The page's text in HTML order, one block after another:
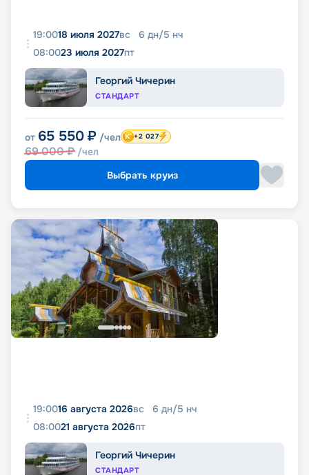
19:0018 июля 2027вс 6 дн/5 нч
08:0023 июля 2027пт
Георгий Чичерин
СТАНДАРТ
от 65 550 ₽ /чел
69 000₽ /чел
+2 027
Выбрать круиз
19:0016 августа 2026вс 6 дн/5 нч
08:0021 августа 2026пт
Георгий Чичерин
СТАНДАРТ